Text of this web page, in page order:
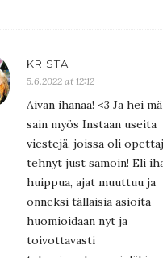
KRISTA
5.6.2022 at 12:12
Aivan ihanaa! <3 Ja hei mä
sain myös Instaan useita
viestejä, joissa oli
tehnyt just samoin! Eli
huippua, ajat muuttuu ja
onneksi tällaisia asioita
huomioidaan nyt ja
toivottavasti